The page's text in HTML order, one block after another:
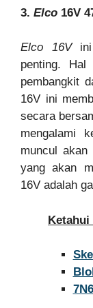
3. Elco 16V
Elco 16V
penting. Hal
pembangkit
16V ini
secara
mengalami
muncul akan
yang akan
16V adalah
Ketahui